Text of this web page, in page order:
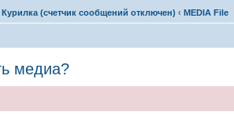
Курилка (счетчик сообщений отключен) ‹ MEDIA File
медиа?